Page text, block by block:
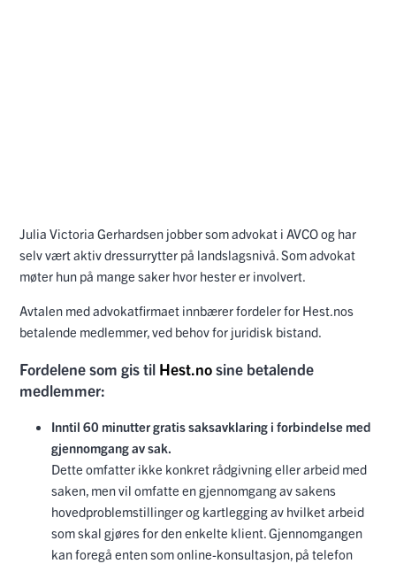
Julia Victoria Gerhardsen jobber som advokat i AVCO og har
selv vært aktiv dressurrytter på landslagsnivå. Som advokat
møter hun på mange saker hvor hester er involvert.
Avtalen med advokatfirmaet innbærer fordeler for Hest.nos
betalende medlemmer, ved behov for juridisk bistand.
Fordelene som gis til Hest.nosine betalende
medlemmer:
Inntil 60 minutter gratis saksavklaring i forbindelse med
gjennomgang av sak.
Dette omfatter ikke konkret rådgivning eller arbeid med
saken, men vil omfatte en gjennomgang av sakens
hovedproblemstillinger og kartlegging av hvilket arbeid
som skal gjøres for den enkelte klient. Gjennomgangen
kan foregå enten som online-konsultasjon, på telefon